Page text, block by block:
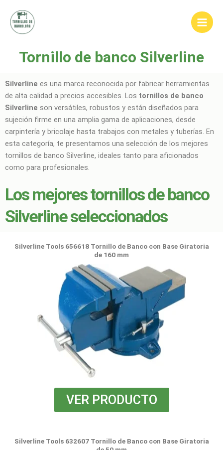
contenido
Main
Menu
Tornillo de banco Silverline
Silverline es una marca reconocida por fabricar herramientas
de alta calidad a precios accesibles. Los tornillos de banco
Silverline son versátiles, robustos y están diseñados para
sujeción firme en una amplia gama de aplicaciones, desde
carpintería y bricolaje hasta trabajos con metales y tuberías. En
esta categoría, te presentamos una selección de los mejores
tornillos de banco Silverline, ideales tanto para aficionados
como para profesionales.
Los mejores tornillos de banco
Silverline seleccionados
Silverline Tools 656618 Tornillo de Banco con Base Giratoria
de 160 mm
VER PRODUCTO
Silverline Tools 632607 Tornillo de Banco con Base Giratoria